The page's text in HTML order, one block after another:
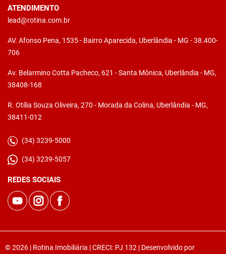
ATENDIMENTO
lead@rotina.com.br
AV. Afonso Pena, 1535 - Bairro Aparecida, Uberlândia - MG - 38.400-
706
Av. Belarmino Cotta Pacheco, 621 - Santa Mônica, Uberlândia - MG,
38408-168
R. Otília Souza Oliveira, 270 - Morada da Colina, Uberlândia - MG,
38411-012
(34) 3239-5000
(34) 3239-5057
REDES SOCIAIS
© 2026 | Rotina Imobiliária | CRECI: PJ 132 | Desenvolvido por